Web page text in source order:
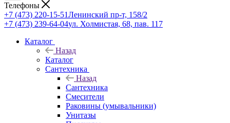
Телефоны
+7 (473) 220-15-51Ленинский пр-т, 158/2
+7 (473) 239-64-04ул. Холмистая, 68, пав. 117
Каталог
Назад
Каталог
Сантехника
Назад
Сантехника
Смесители
Раковины (умывальники)
Унитазы